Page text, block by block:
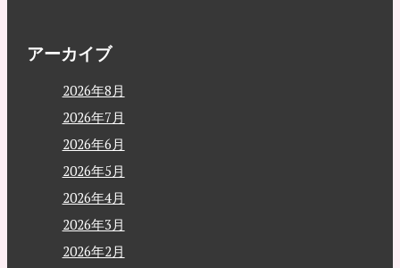
アーカイブ
2026年8月
2026年7月
2026年6月
2026年5月
2026年4月
2026年3月
2026年2月